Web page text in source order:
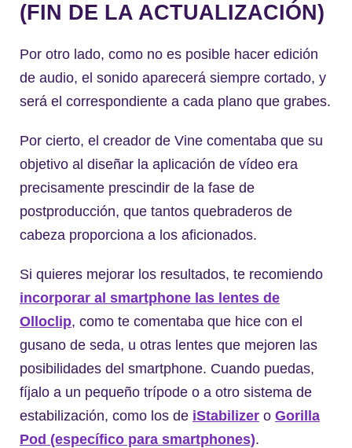
(FIN DE LA ACTUALIZACIÓN)
Por otro lado, como no es posible hacer edición
de audio, el sonido aparecerá siempre cortado, y
será el correspondiente a cada plano que grabes.
Por cierto, el creador de Vine comentaba que su
objetivo al diseñar la aplicación de vídeo era
precisamente prescindir de la fase de
postproducción, que tantos quebraderos de
cabeza proporciona a los aficionados.
Si quieres mejorar los resultados, te recomiendo
incorporar al smartphone las lentes de
Olloclip, como te comentaba que hice con el
gusano de seda, u otras lentes que mejoren las
posibilidades del smartphone. Cuando puedas,
fíjalo a un pequeño trípode o a otro sistema de
estabilización, como los de iStabilizer o Gorilla
Pod (específico para smartphones).